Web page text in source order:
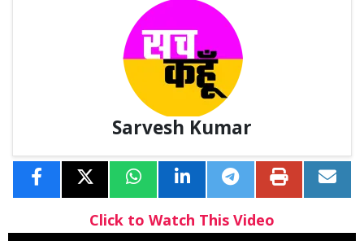
Sarvesh Kumar
Click to Watch This Video